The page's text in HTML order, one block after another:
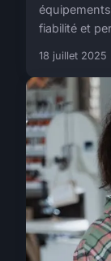
fiabilité et
18 juillet 2025